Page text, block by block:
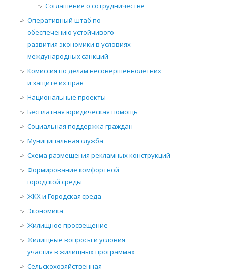
Соглашение о сотрудничестве
Оперативный штаб по
обеспечению устойчивого
развития экономики в условиях
международных санкций
Комиссия по делам несовершеннолетних
и защите их прав
Национальные проекты
Бесплатная юридическая помощь
Социальная поддержка граждан
Муниципальная служба
Схема размещения рекламных конструкций
Формирование комфортной
городской среды
ЖКХ и Городская среда
Экономика
Жилищное просвещение
Жилищные вопросы и условия
участия в жилищных программах
Сельскохозяйственная